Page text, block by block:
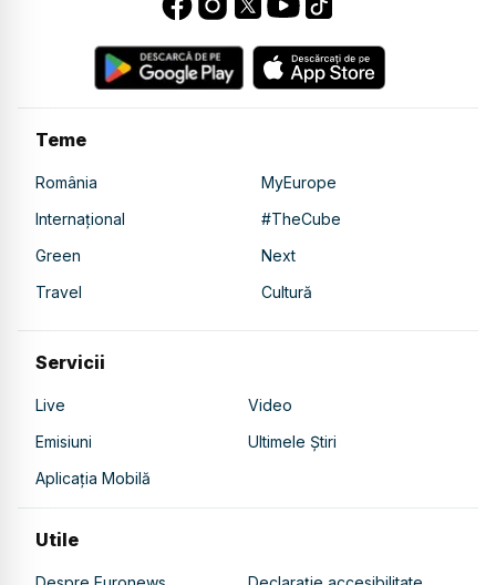
Teme
România
MyEurope
Internațional
#TheCube
Green
Next
Travel
Cultură
Servicii
Live
Video
Emisiuni
Ultimele Știri
Aplicația Mobilă
Utile